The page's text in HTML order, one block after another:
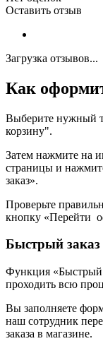
Оставить отзыв
Загрузка отзывов...
Как
Выберите нужный
корзину".
Затем нажмите на
страницы и
заказ».
Проверьте
кнопку «Перейти
Быстрый
Функция «Быстрый
проходить всю
Вы заполняете
наш сотрудник
заказа в магазине.